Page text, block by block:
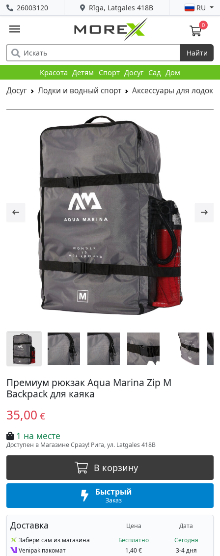
Rīga, Latgales 418B
26003120 RU
0
Найти
Красота Детям Спорт Досуг Сад Дом
Досуг Лодки и водный спорт Аксессуары для лодок
Премиум рюкзак Aqua Marina Zip M
Backpack для каяка
35,00 €
1 на месте
Доступен в Магазине Сразу! Рига, ул. Latgales 418B
В корзину
Быстрый
Заказ
Доставка Цена Дата
Забери сам из магазина Бесплатно
Сегодня
Venipak пакомат
1,40 €
3-4 дня